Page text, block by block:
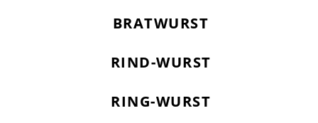
BRATWURST
RIND-WURST
RING-WURST